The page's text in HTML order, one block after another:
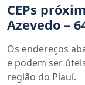
CEPs
Azevedo –
Os endereços
e podem ser
região do Piauí.